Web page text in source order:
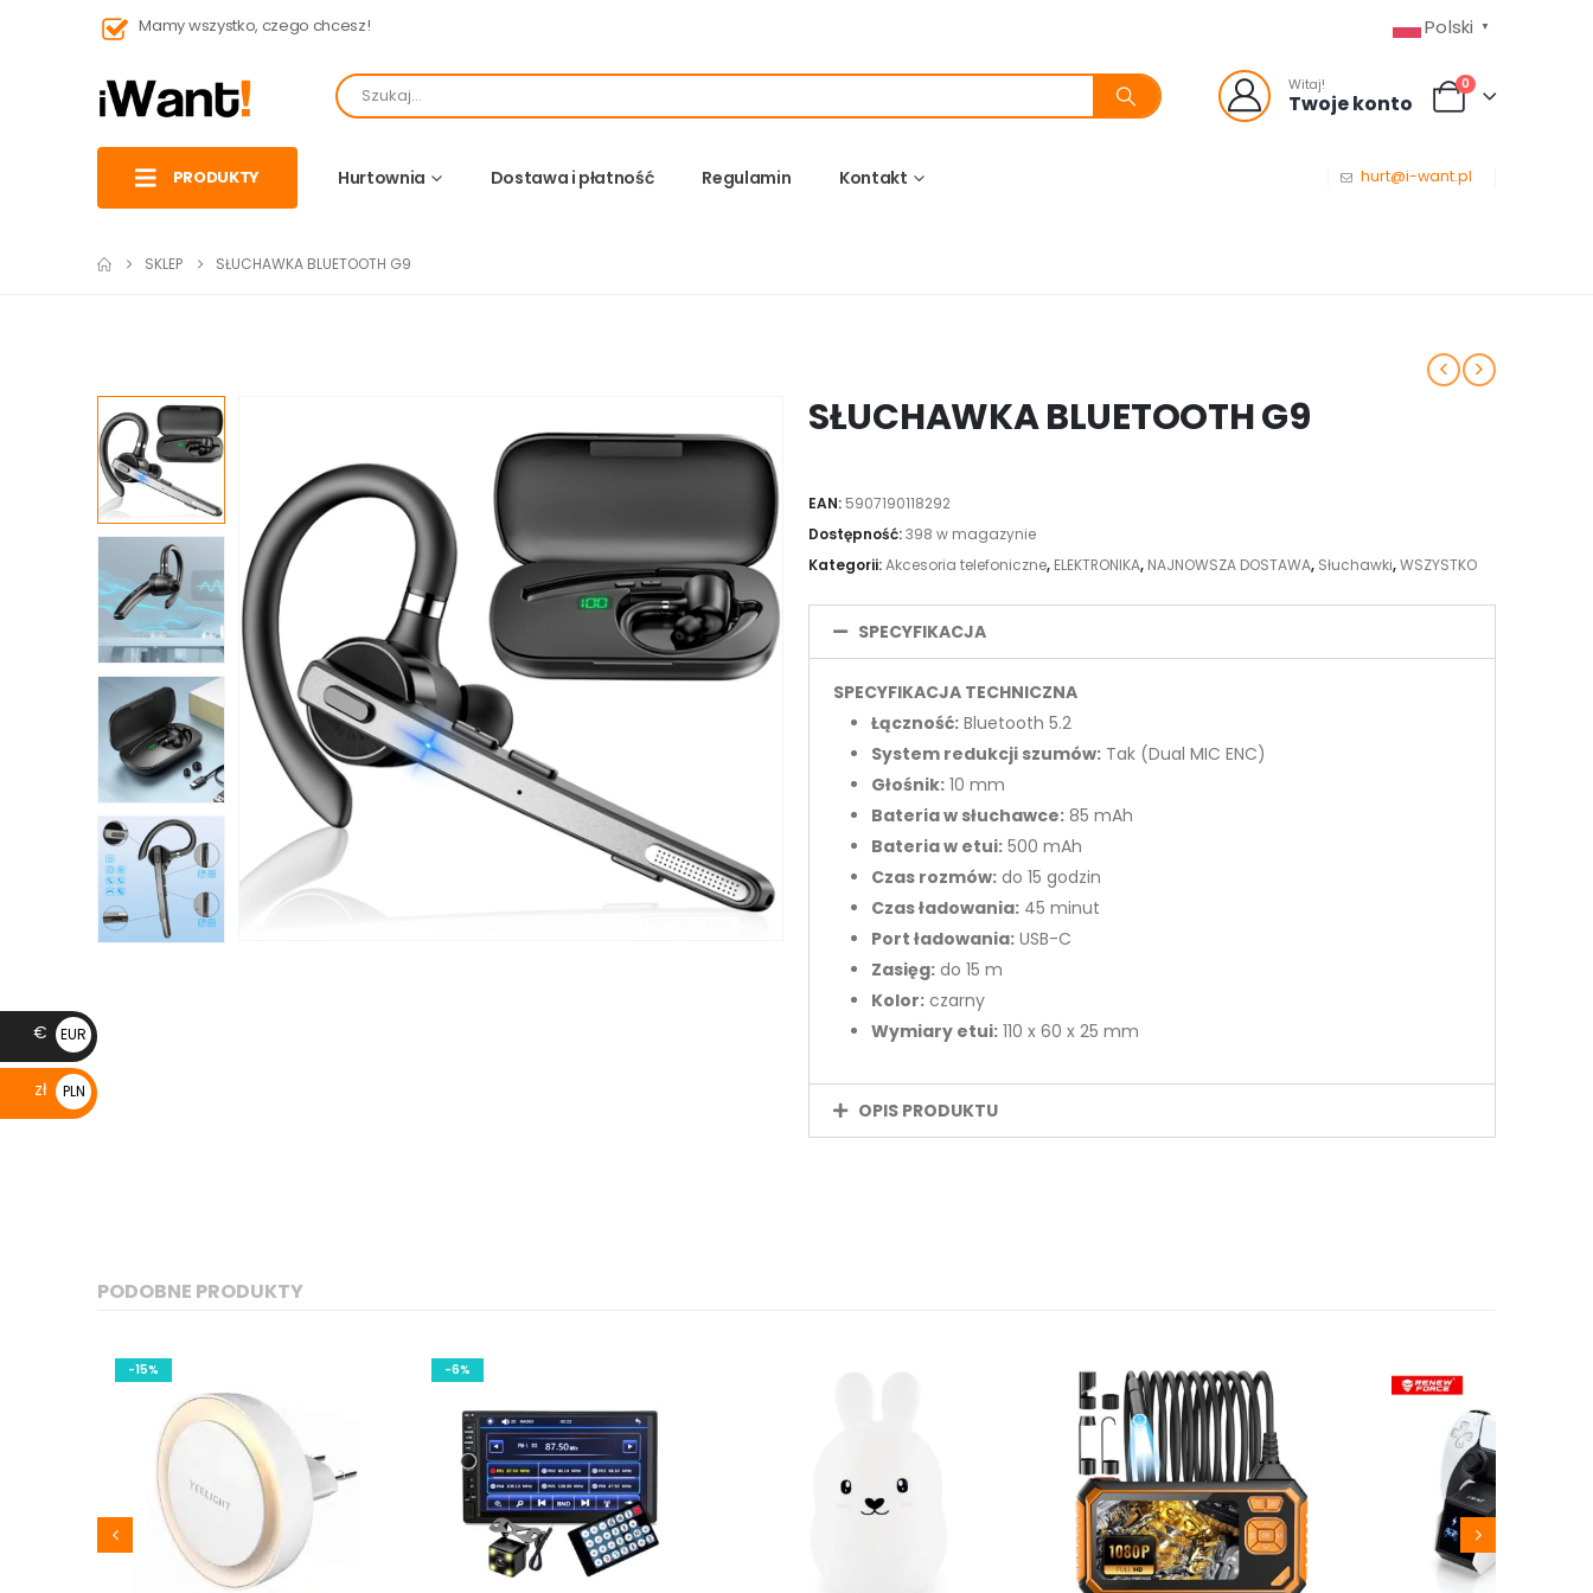
Mamy wszystko, czego chcesz! Polski ▼
Witaj!
Twoje konto
0
PRODUKTY Hurtownia Dostawa i płatność Regulamin Kontakt hurt@i-want.pl
SKLEP SŁUCHAWKA BLUETOOTH G9
SŁUCHAWKA BLUETOOTH G9
EAN: 5907190118292
Dostępność:398 w magazynie
Kategorii:Akcesoria telefoniczne, ELEKTRONIKA, NAJNOWSZA DOSTAWA, Słuchawki,WSZYSTKO
SPECYFIKACJA
SPECYFIKACJA TECHNICZNA
Łączność: Bluetooth 5.2
System redukcji szumów: Tak (Dual MIC ENC)
Głośnik: 10 mm
Bateria w słuchawce: 85 mAh
Bateria w etui: 500 mAh
Czas rozmów: do 15 godzin
Czas ładowania: 45 minut
Port ładowania: USB-C
Zasięg: do 15 m
Kolor: czarny
Wymiary etui: 110 x 60 x 25 mm
OPIS PRODUKTU
PODOBNE PRODUKTY
-15% -6%
€
EUR
€
zł
PLN
zł